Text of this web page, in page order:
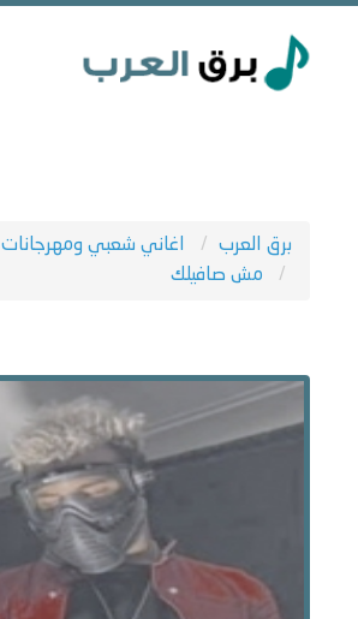
برق العرب اغاني شعبي ومهرجانات
مش صافيلك